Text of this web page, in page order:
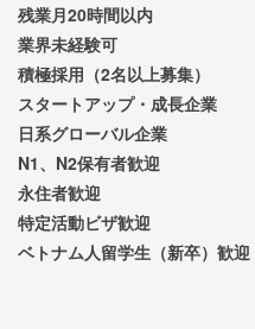
残業月20時間以内
業界未経験可
積極採用（2名以上募集）
スタートアップ・成長企業
日系グローバル企業
N1、N2保有者歓迎
永住者歓迎
特定活動ビザ歓迎
ベトナム人留学生（新卒）歓迎